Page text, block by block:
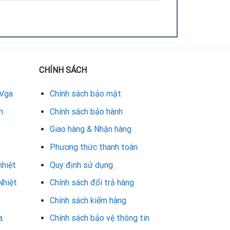
gần như ban đầu.
CHÍNH SÁCH
Chính sách bảo mật
Chính sách bảo hành
Giao hàng & Nhận hàng
Phương thức thanh toán
Quy định sử dụng
Chính sách đổi trả hàng
Chính sách kiểm hàng
Chính sách bảo vệ thông tin